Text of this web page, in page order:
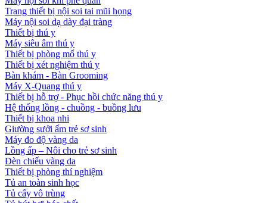
Trang thiết bị nội soi tai mũi họng
Máy nội soi dạ dày đại tràng
Thiết bị thú y
Máy siêu âm thú y
Thiết bị phòng mổ thú y
Thiết bị xét nghiệm thú y
Bàn khám - Bàn Grooming
Máy X-Quang thú y
Thiết bị hỗ trợ - Phục hồi chức năng thú y
Hệ thống lồng - chuồng - buồng lưu
Thiết bị khoa nhi
Giường sưởi ấm trẻ sơ sinh
Máy đo độ vàng da
Lồng ấp – Nôi cho trẻ sơ sinh
Đèn chiếu vàng da
Thiết bị phòng thí nghiệm
Tủ an toàn sinh học
Tủ cấy vô trùng